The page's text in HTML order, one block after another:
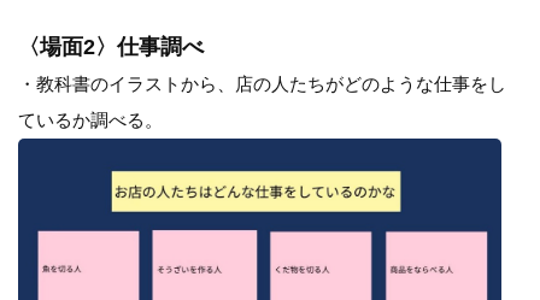
〈場面2〉仕事調べ
・教科書のイラストから、店の人たちがどのような仕事をし
ているか調べる。